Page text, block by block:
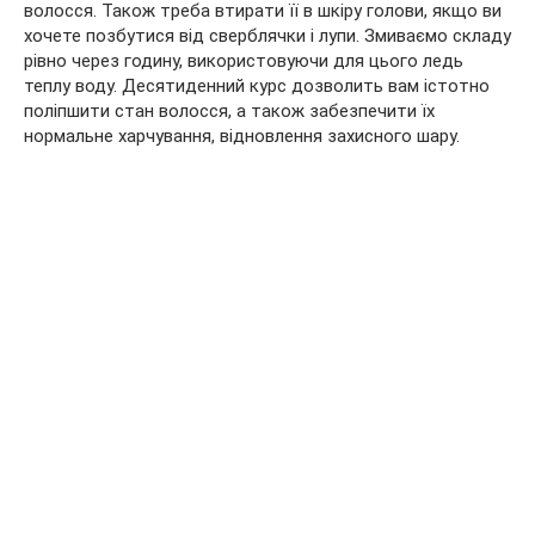
волосся. Також треба втирати її в шкіру голови, якщо ви
хочете позбутися від сверблячки і лупи. Змиваємо складу
рівно через годину, використовуючи для цього ледь
теплу воду. Десятиденний курс дозволить вам істотно
поліпшити стан волосся, а також забезпечити їх
нормальне харчування, відновлення захисного шару.